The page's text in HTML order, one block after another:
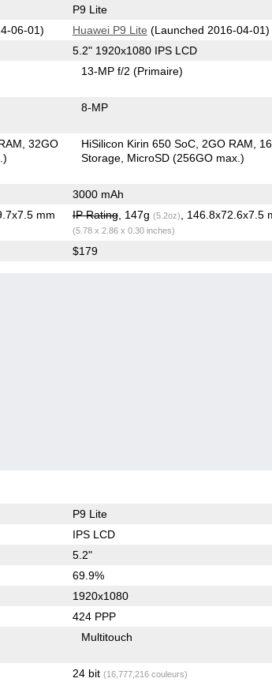
P9 Lite
06-01) Huawei P9 Lite (Launched 2016-04-01)
5.2" 1920x1080 IPS LCD
13-MP f/2(Primaire)
8-MP
32GO
HiSilicon Kirin 650 SoC 2GO RAM
Storage MicroSD (256GO max.)
3000 mAh
mm IP Rating, 147g (5.2oz) , 146.8x72.6x7.5
(5.78 x 2.86 x 0.30 inches)
$179
P9 Lite
IPS LCD
5.2"
69.9%
1920x1080
424 PPP
Multitouch
24 bit (16,777,216 couleurs)